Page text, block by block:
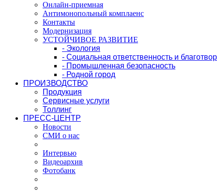
Онлайн-приемная
Антимонопольный комплаенс
Контакты
Модернизация
УСТОЙЧИВОЕ РАЗВИТИЕ
- Экология
- Социальная ответственность и
- Промышленная безопасность
- Родной город
ПРОИЗВОДСТВО
Продукция
Сервисные услуги
Толлинг
ПРЕСС-ЦЕНТР
Новости
СМИ о нас
Интервью
Видеоархив
Фотобанк